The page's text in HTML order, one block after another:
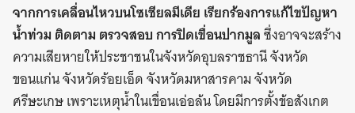
จากการเคลื่อนไหวบนโซเชียลมีเดีย เรียกร้องการแก้ไขปัญหา
น้ำท่วม ติดตาม ตรวจสอบ การปิดเขื่อนปากมูลซึ่งอาจจะสร้าง
ความเสียหายให้ประชาชนในจังหวัดอุบลราชธานี จังหวัด
ขอนแก่น จังหวัดร้อยเอ็ด จังหวัดมหาสารคาม จังหวัด
ศรีษะเกษ เพราะเหตุน้ำในเขื่อนเอ่อล้น โดยมีการตั้งข้อสังเกต